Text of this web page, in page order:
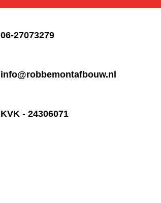
06-27073279
info@robbemontafbouw.nl
KVK - 24306071